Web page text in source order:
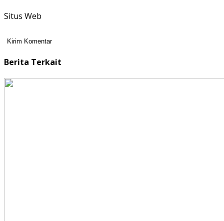
Situs Web
Berita Terkait